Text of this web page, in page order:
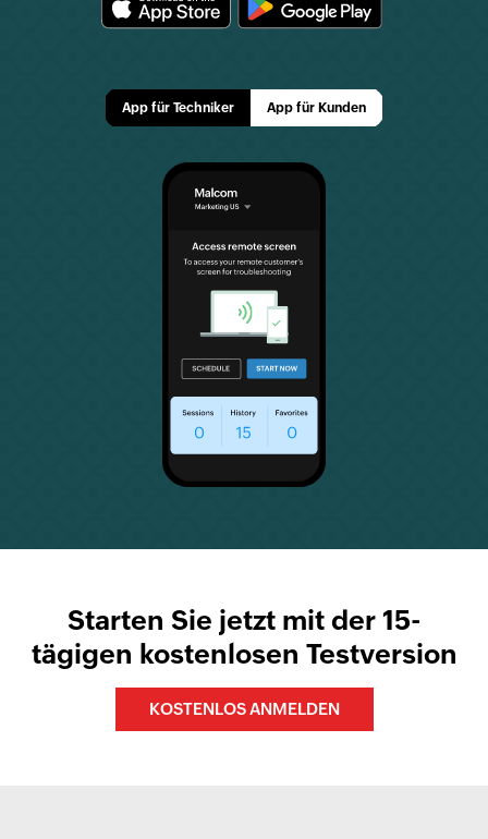
App für Techniker App für Kunden
Starten Sie jetzt mit der 15-
tägigen kostenlosen Testversion
KOSTENLOS ANMELDEN